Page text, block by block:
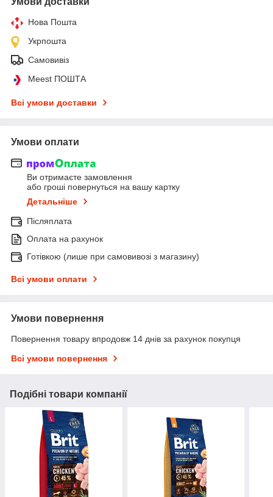
Нова Пошта
Укрпошта
Самовивіз
Meest ПОШТА
Всі умови доставки
Умови оплати
Ви отримаєте замовлення
або гроші повернуться на вашу картку
Детальніше
Післяплата
Оплата на рахунок
Готівкою (лише при самовивозі з магазину)
Всі умови оплати
Умови повернення
Повернення товару впродовж 14 днів за рахунок покупця
Всі умови повернення
Подібні товари компанії